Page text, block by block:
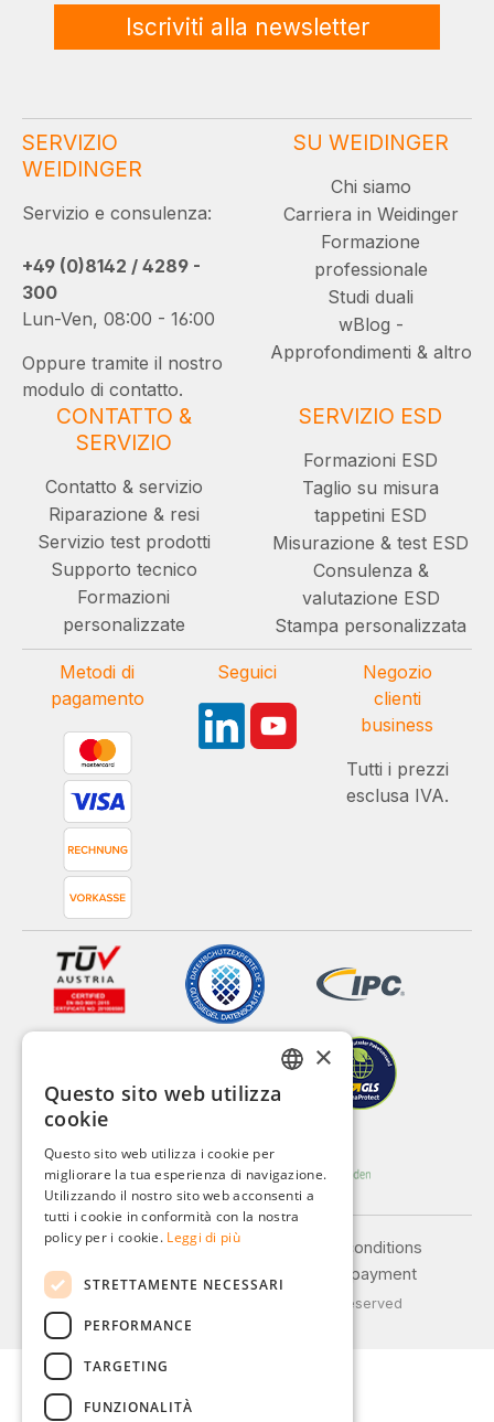
Iscriviti alla newsletter
SERVIZIO
WEIDINGER
Servizio e consulenza:
+49 (0)8142 / 4289 -
300
Lun-Ven, 08:00 - 16:00
Oppure tramite il nostro
modulo di contatto.
SU WEIDINGER
Chi siamo
Carriera in Weidinger
Formazione
professionale
Studi duali
wBlog -
Approfondimenti & altro
CONTATTO &
SERVIZIO
Contatto & servizio
Riparazione & resi
Servizio test prodotti
Supporto tecnico
Formazioni
personalizzate
SERVIZIO ESD
Formazioni ESD
Taglio su misura
tappetini ESD
Misurazione & test ESD
Consulenza &
valutazione ESD
Stampa personalizzata
Metodi di
pagamento
Seguici
Negozio
clienti
business
Tutti i prezzi
esclusa IVA.
Legal notice
General terms and conditions
Shipping and payment
© 2026 Weidinger GmbH, All Rights Reserved
FRENCH
ITALIAN
×
Questo sito web utilizza
cookie
Questo sito web utilizza i cookie per
migliorare la tua esperienza di navigazione.
Utilizzando il nostro sito web acconsenti a
tutti i cookie in conformità con la nostra
policy per i cookie. Leggi di più
STRETTAMENTE NECESSARI
PERFORMANCE
TARGETING
FUNZIONALITÀ